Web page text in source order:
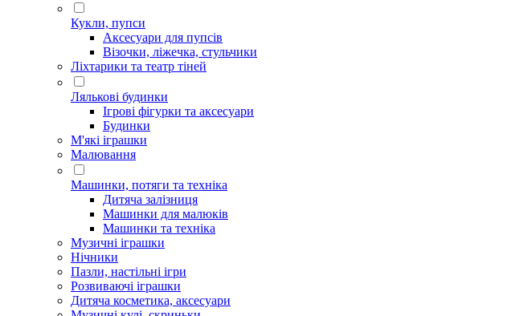
Кукли, пупси
Аксесуари для пупсів
Візочки, ліжечка, стульчики
Ліхтарики та театр тіней
Лялькові будинки
Ігрові фігурки та аксесуари
Будинки
М'які іграшки
Малювання
Машинки, потяги та техніка
Дитяча залізниця
Машинки для малюків
Машинки та техніка
Музичні іграшки
Нічники
Пазли, настільні ігри
Розвиваючі іграшки
Дитяча косметика, аксесуари